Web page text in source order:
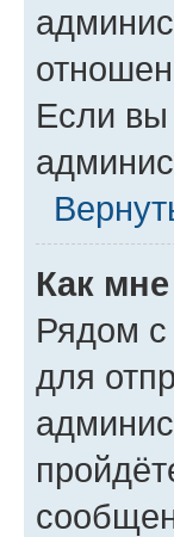
Если вы
Как
Рядом
для